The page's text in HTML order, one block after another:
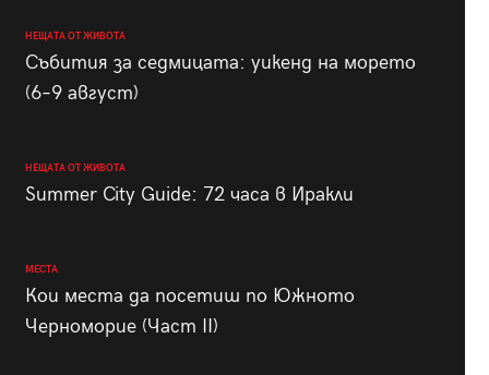
НЕЩАТА ОТ ЖИВОТА
Събития за седмицата: уикенд на морето
(6–9 август)
НЕЩАТА ОТ ЖИВОТА
Summer City Guide: 72 часа в Иракли
МЕСТА
Кои места да посетиш по Южното
Черноморие (Част II)